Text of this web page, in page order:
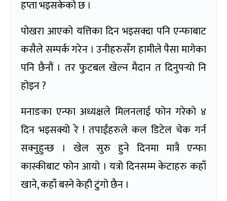
हप्ता भइसकेको छ ।
पोखरा आएको यत्तिका दिन भइसक्दा पनि एन्फाबाट
कसैले सम्पर्क गरेन । उनीहरुसँग हामीले पैसा मागेका
पनि छैनौं । तर फुटबल खेल्न मैदान त दिनुपर्‍यो नि
होइन ?
मनाङका एन्फा अध्यक्षले मिलनलाई फोन गरेको ४
दिन भइसक्यो रे ! तपाईंहरुले कल डिटेल चेक गर्न
सक्नुहुन्छ । खेल सुरु हुने दिनमा मात्रै एन्फा
कास्कीबाट फोन आयो । यत्रो दिनसम्म केटाहरु कहाँ
खाने, कहाँ बस्ने केही टुंगो छैन ।